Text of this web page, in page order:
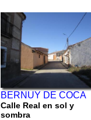
BERNUY DE COCA
Calle Real en sol y
sombra